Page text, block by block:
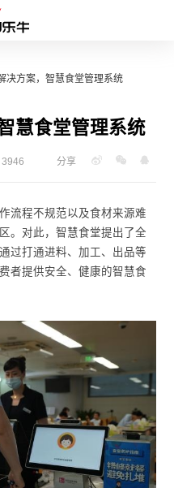
决方案，智慧食堂管理系统
慧食堂管理系统
3946 分享
流程不规范以及食材来源难
。对此，智慧食堂提出了全
过打通进料、加工、出品等
者提供安全、健康的智慧食